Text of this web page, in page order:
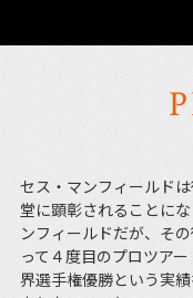
セス・マンフィールド
堂に顕彰されることに
ンフィールドだが、そ
って４度目のプロツア
界選手権優勝という実